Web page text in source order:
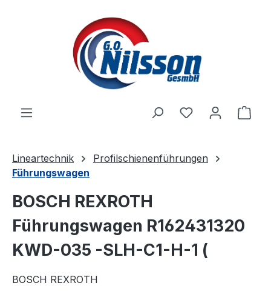
Zum Hauptinhalt springen
Lineartechnik
Profilschienenführungen
Führungswagen
BOSCH REXROTH
Führungswagen R162431320
KWD-035 -SLH-C1-H-1 (
BOSCH REXROTH